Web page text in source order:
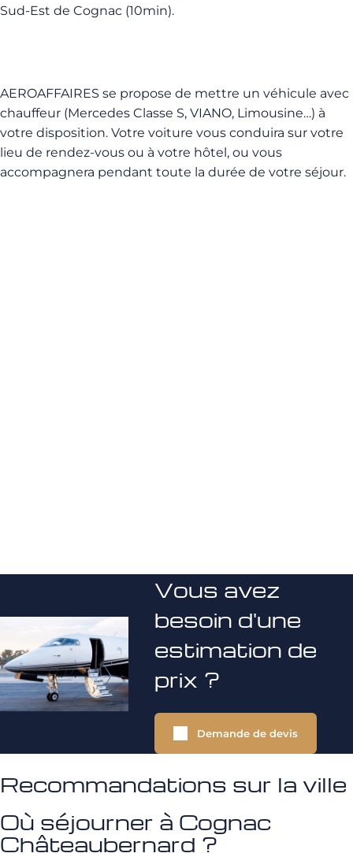
Sud-Est de Cognac (10min).
AEROAFFAIRES se propose de mettre un véhicule avec
chauffeur (Mercedes Classe S, VIANO, Limousine…) à
votre disposition. Votre voiture vous conduira sur votre
lieu de rendez-vous ou à votre hôtel, ou vous
accompagnera pendant toute la durée de votre séjour.
Vous avez
besoin d'une
estimation de
prix ?
Demande de devis
Recommandations sur la ville
Où séjourner à Cognac
Châteaubernard ?